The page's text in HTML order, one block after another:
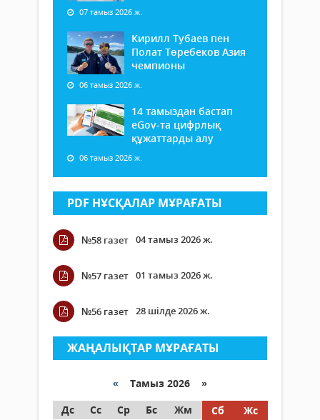
07 тамыз 2026 ж.
Кирилл Тубаев пен
Полат Төребеков Азия
чемпионы
06 тамыз 2026 ж.
14 тамыздан бастап
еGov-та цифрлық
құжаттарды алу
06 тамыз 2026 ж.
PDF НҰСҚАЛАР МҰРАҒАТЫ
№58 газет 04 тамыз 2026 ж.
№57 газет 01 тамыз 2026 ж.
№56 газет 28 шілде 2026 ж.
ЖАҢАЛЫҚТАР МҰРАҒАТЫ
« Тамыз 2026 »
Дс
Сс Ср Бс Жм Сб
Жс